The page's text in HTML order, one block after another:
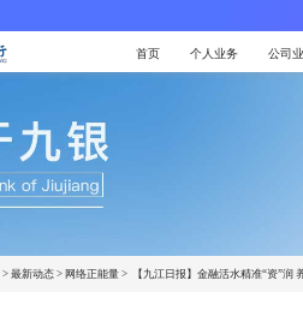
首页 个人业务 公司
> 最新动态 > 网络正能量 > 【九江日报】金融活水精准“资”